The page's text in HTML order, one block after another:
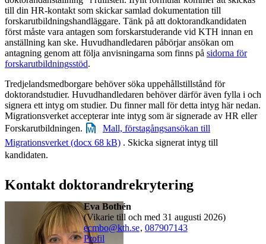
till din HR-kontakt som skickar samlad dokumentation till
forskarutbildningshandläggare. Tänk på att doktorandkandidaten
först måste vara antagen som forskarstuderande vid KTH innan en
anställning kan ske. Huvudhandledaren påbörjar ansökan om
antagning genom att följa anvisningarna som finns på sidorna för
forskarutbildningsstöd.
Tredjelandsmedborgare behöver söka uppehållstillstånd för
doktorandstudier. Huvudhandledaren behöver därför även fylla i och
signera ett intyg om studier. Du finner mall för detta intyg här nedan.
Migrationsverket accepterar inte intyg som är signerade av HR eller
Forskarutbildningen.
Mall, förstagångsansökan till
Migrationsverket (docx 68 kB) . Skicka signerat intyg till
kandidaten.
Kontakt doktorandrekrytering
Eva Bothén
(Vikarie till och med 31 augusti 2026)
ecmbo@kth.se, 087907143
Profil